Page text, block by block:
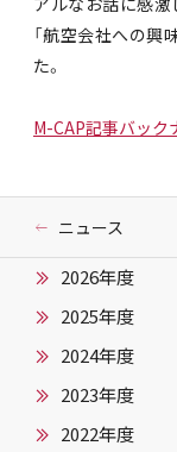
「航空会社への興
た。
M-CAP記事バック
ニュース
2026年度
2025年度
2024年度
2023年度
2022年度